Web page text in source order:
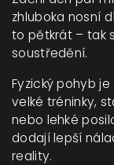
zhluboka nosní
to pětkrát – tak
soustředění.
Fyzický pohyb
velké tréninky,
nebo lehké
dodají lepší
reality.